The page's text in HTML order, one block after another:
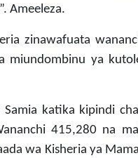
Ameeleza.
zinawafuata
miundombinu ya
katika kipindi
415,280 na
wa Kisheria ya